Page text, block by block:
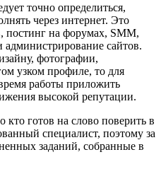
точно определиться,
через интернет. Это
постинг на форумах, SMM,
администрирование сайтов.
фотографии,
узком профиле, то для
работы приложить
высокой репутации.
готов на слово поверить в
специалист, поэтому за
заданий, собранные в